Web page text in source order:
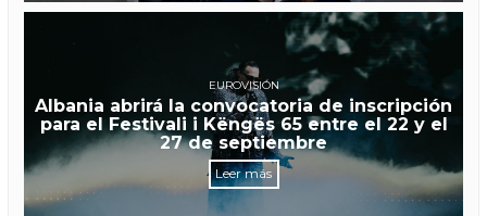
EUROVISIÓN
Albania abrirá la convocatoria de inscripción
para el Festivali i Këngës 65 entre el 22 y el
27 de septiembre
Leer más